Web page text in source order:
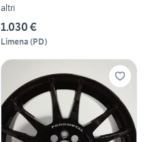
altri
1.030 €
Limena (PD)